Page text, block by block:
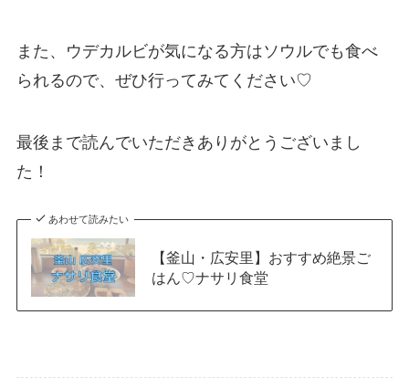
また、ウデカルビが気になる方はソウルでも食べ
られるので、ぜひ行ってみてください♡
最後まで読んでいただきありがとうございまし
た！
あわせて読みたい
【釜山・広安里】おすすめ絶景ご
はん♡ナサリ食堂